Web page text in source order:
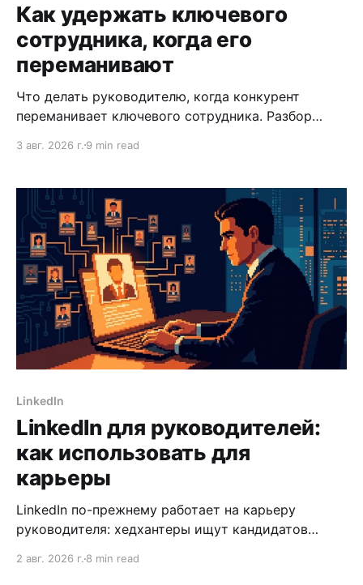
Как удержать ключевого
сотрудника, когда его
переманивают
Что делать руководителю, когда конкурент
переманивает ключевого сотрудника. Разбор
до системной работы с командой.
3 авг. 2026 г. 9 min read
LinkedIn
LinkedIn для руководителей:
как использовать для
карьеры
LinkedIn по-прежнему работает на карьеру
руководителя: хедхантеры ищут кандидатов
2 авг. 2026 г. 8 min read